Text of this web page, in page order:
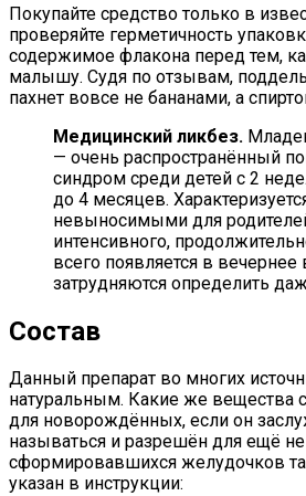
Покупайте средство только в
проверяйте герметичность
содержимое флакона перед тем,
малышу. Судя по отзывам,
пахнет вовсе не бананами, а
Медицинский ликбез.
— очень распространённый
синдром среди детей с 2
до 4 месяцев.
невыносимыми для
интенсивного,
всего появляется в
затрудняются определить
Состав
Данный препарат во многих
натуральным. Какие же вещества
для новорождённых, если он
называться и разрешён для ещё
сформировавшихся желудочков
указан в инструкции: